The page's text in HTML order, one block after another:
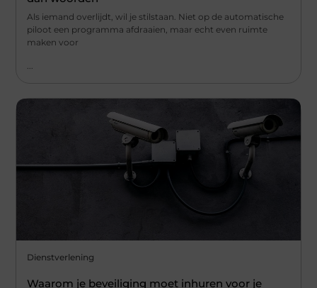
Als iemand overlijdt, wil je stilstaan. Niet op de automatische
piloot een programma afdraaien, maar echt even ruimte
maken voor
Dienstverlening
Waarom je beveiliging moet inhuren voor je